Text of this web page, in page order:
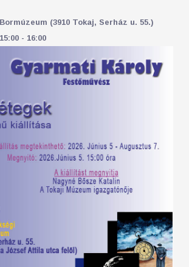
(3910 Tokaj, Serház u. 55.)
- 16:00